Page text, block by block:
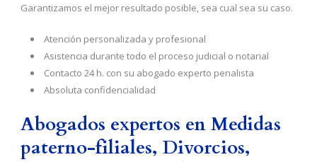
Garantizamos el mejor resultado posible, sea cual sea su caso.
Atención personalizada y profesional
Asistencia durante todo el proceso judicial o notarial
Contacto 24 h. con su abogado experto penalista
Absoluta confidencialidad
Abogados expertos en Medidas
paterno-filiales, Divorcios,